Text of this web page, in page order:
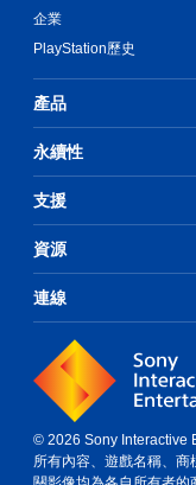
企業
PlayStation歷史
產品
永續性
支援
資源
連線
© 2026 Sony Interactive
所有內容、遊戲名稱、